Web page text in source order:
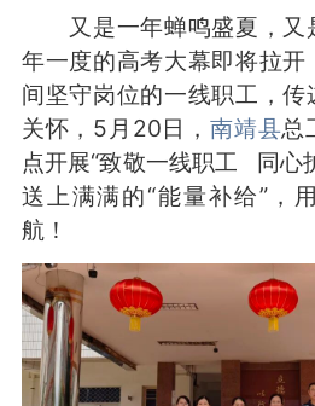
又是一年蝉鸣盛夏，又
年一度的高考大幕即将拉
间坚守岗位的一线职工，
关怀，5月20日， 南靖县总
点开展“致敬一线职工 同心
送上满满的“能量补给”，
航！